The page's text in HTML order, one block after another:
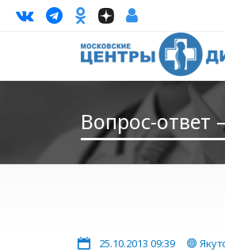
Вопрос-ответ
25.10.2013 09:39